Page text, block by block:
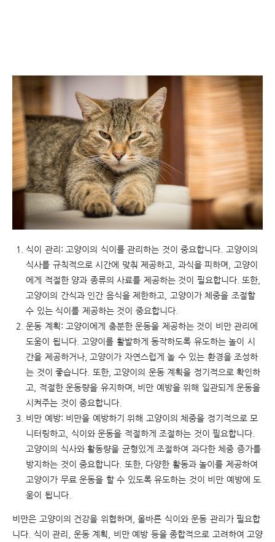
식이 관리: 고양이의 식이를 관리하는 것이 중요합니다. 고양이의
식사를 규칙적으로 시간에 맞춰 제공하고, 과식을 피하며, 고양이
에게 적절한 양과 종류의 사료를 제공하는 것이 필요합니다. 또한,
고양이의 간식과 인간 음식을 제한하고, 고양이가 체중을 조절할
수 있는 식이를 제공하는 것이 중요합니다.
운동 계획: 고양이에게 충분한 운동을 제공하는 것이 비만 관리에
도움이 됩니다. 고양이를 활발하게 동작하도록 유도하는 놀이 시
간을 제공하거나, 고양이가 자연스럽게 놀 수 있는 환경을 조성하
는 것이 좋습니다. 또한, 고양이의 운동 계획을 정기적으로 확인하
고, 적절한 운동량을 유지하며, 비만 예방을 위해 일관되게 운동을
시켜주는 것이 중요합니다.
비만 예방: 비만을 예방하기 위해 고양이의 체중을 정기적으로 모
니터링하고, 식이와 운동을 적절하게 조절하는 것이 필요합니다.
고양이의 식사와 활동량을 균형있게 조절하여 과다한 체중 증가를
방지하는 것이 중요합니다. 또한, 다양한 활동과 놀이를 제공하여
고양이가 무료 운동을 할 수 있도록 유도하는 것이 비만 예방에 도
움이 됩니다.
비만은 고양이의 건강을 위협하며 올바른 식이와 운동 관리가 필요합
니다 식이 관리 운동 계획 비만 예방 등을 종합적으로 고려하여 고양